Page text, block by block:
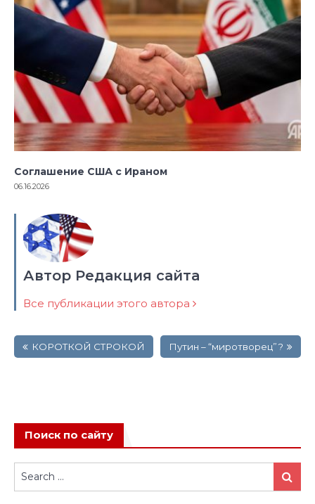
Соглашение США с Ираном
06.16.2026
Автор Редакция сайта
Все публикации этого автора
по КОРОТКОЙ СТРОКОЙ Путин – “миротворец”?
Поиск по сайту
Search
for:
Search